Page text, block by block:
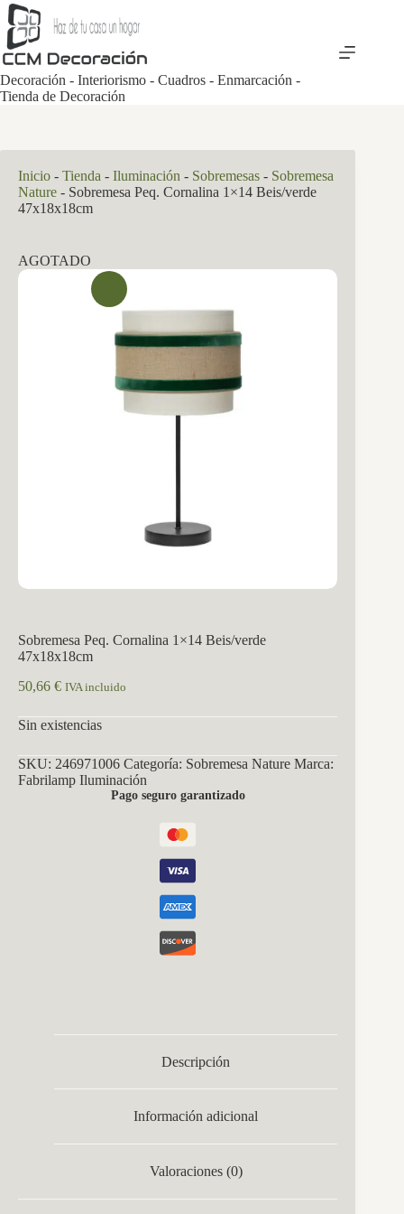
Saltar
al
contenido
Decoración - Interiorismo - Cuadros - Enmarcación -
Tienda de Decoración
Inicio - Tienda - Iluminación - Sobremesas - Sobremesa
Nature - Sobremesa Peq. Cornalina 1×14 Beis/verde
47x18x18cm
AGOTADO
Sobremesa Peq. Cornalina 1×14 Beis/verde
47x18x18cm
50,66 € IVA incluido
Sin existencias
SKU: 246971006 Categoría: Sobremesa Nature Marca:
Fabrilamp Iluminación
Pago seguro garantizado
Descripción
Información adicional
Valoraciones (0)